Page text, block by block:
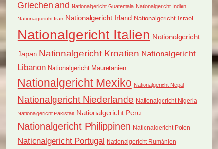
Griechenland Nationalgericht Guatemala Nationalgericht Indien
Nationalgericht Iran Nationalgericht Irland Nationalgericht Israel
Nationalgericht Italien Nationalgericht
Japan Nationalgericht Kroatien Nationalgericht
Libanon Nationalgericht Mauretanien
Nationalgericht Mexiko Nationalgericht Nepal
Nationalgericht Niederlande Nationalgericht Nigeria
Nationalgericht Pakistan Nationalgericht Peru
Nationalgericht Philippinen Nationalgericht Polen
Nationalgericht Portugal Nationalgericht Rumänien